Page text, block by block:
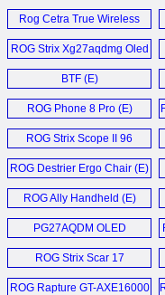
Rog Cetra True Wireless
SpeedNova IEMs (E)
ROG Strix Xg27aqdmg Oled
Monitor (E)
BTF (E)
ROG Phone 8 Pro (E)
ROG Strix Scope II 96
Wireless Gaming
Keyboard (E)
ROG Destrier Ergo Chair (E)
ROG Ally Handheld (E)
PG27AQDM OLED
Monitor (E)
ROG Strix Scar 17
Laptop (E)
ROG Rapture GT-AXE16000